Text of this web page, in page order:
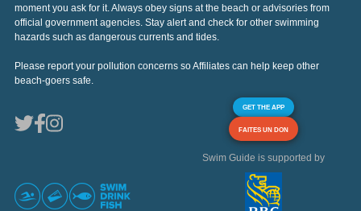
moment you ask for it. Always obey signs at the beach or advisories from
official government agencies. Stay alert and check for other swimming
hazards such as dangerous currents and tides.
Please report your pollution concerns so Affiliates can help keep other
beach-goers safe.
GET THE APP
FAITES UN DON
Swim Guide is supported by